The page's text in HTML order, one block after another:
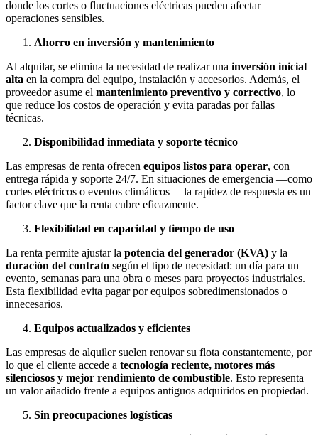
donde los cortes o fluctuaciones eléctricas pueden afectar
operaciones sensibles.
Ahorro en inversión y mantenimiento
Al alquilar, se elimina la necesidad de realizar una inversión inicial
alta en la compra del equipo, instalación y accesorios. Además, el
proveedor asume el mantenimiento preventivo y correctivo, lo
que reduce los costos de operación y evita paradas por fallas
técnicas.
Disponibilidad inmediata y soporte técnico
Las empresas de renta ofrecen equipos listos para operar, con
entrega rápida y soporte 24/7. En situaciones de emergencia —como
cortes eléctricos o eventos climáticos— la rapidez de respuesta es un
factor clave que la renta cubre eficazmente.
Flexibilidad en capacidad y tiempo de uso
La renta permite ajustar la potencia del generador (KVA) y la
duración del contrato según el tipo de necesidad: un día para un
evento, semanas para una obra o meses para proyectos industriales.
Esta flexibilidad evita pagar por equipos sobredimensionados o
innecesarios.
Equipos actualizados y eficientes
Las empresas de alquiler suelen renovar su flota constantemente, por
lo que el cliente accede a tecnología reciente, motores más
silenciosos y mejor rendimiento de combustible. Esto representa
un valor añadido frente a equipos antiguos adquiridos en propiedad.
Sin preocupaciones logísticas